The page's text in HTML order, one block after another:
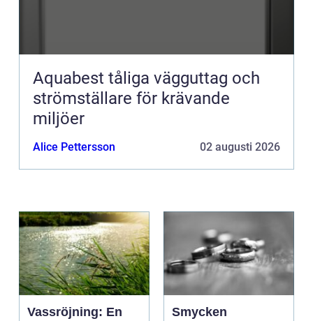
Aquabest tåliga vägguttag och
strömställare för krävande
miljöer
Alice Pettersson 02 augusti 2026
Vassröjning: En
Smycken